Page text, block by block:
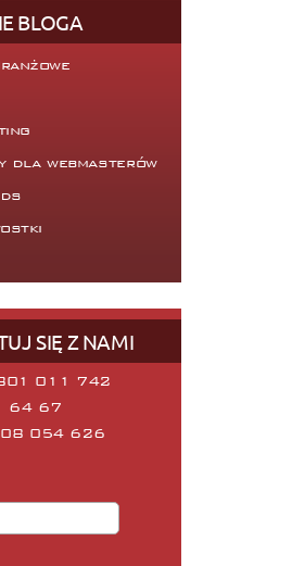
BLOGA
dla webmasterów
SIĘ Z NAMI
011 742
64 67
054 626